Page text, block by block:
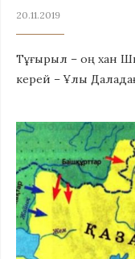
20.11.2019
Тұғырыл – оң хан
керей – Ұлы